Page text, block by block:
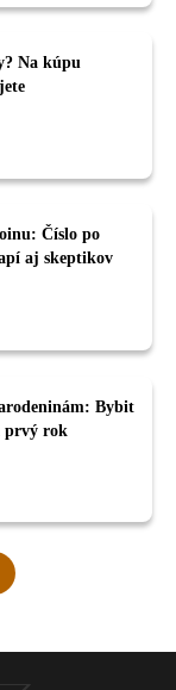
Na kúpu
Číslo po
aj skeptikov
Bybit
prvý rok